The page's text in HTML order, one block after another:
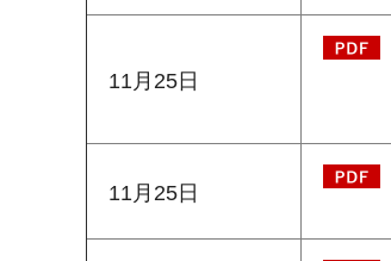
11月25日
11月25日